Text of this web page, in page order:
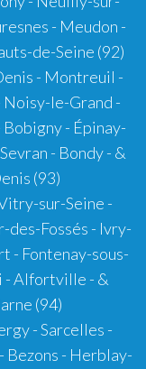
- Meudon -
de-Seine (92)
- Montreuil -
le-Grand -
- Épinay-
- Bondy - &
(93)
sur-Seine -
des-Fossés - Ivry-
- Fontenay-sous-
- Alfortville - &
(94)
- Sarcelles -
Bezons - Herblay-